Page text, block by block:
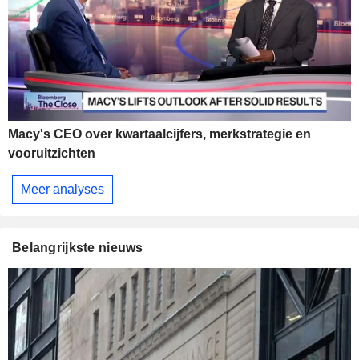
Macy's CEO over kwartaalcijfers, merkstrategie en
vooruitzichten
Meer analyses
Belangrijkste nieuws